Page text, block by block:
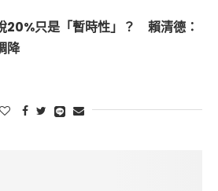
20%只是「暫時性」？ 賴清德：
降